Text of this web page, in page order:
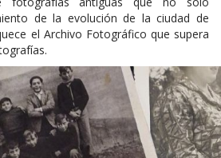
de la evolución de la ciudad de
el Archivo Fotográfico que supera